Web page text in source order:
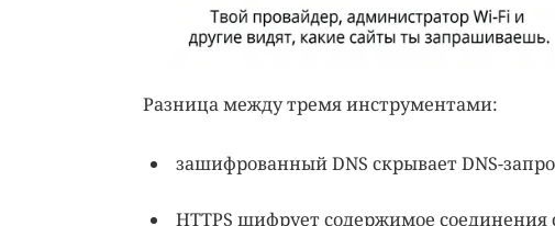
Разница между тремя инструментами:
зашифрованный DNS скрывает DNS-
HTTPS шифрует содержимое соединения